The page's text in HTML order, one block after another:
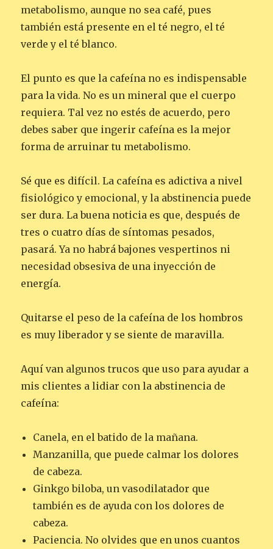
metabolismo, aunque no sea café, pues
también está presente en el té negro, el té
verde y el té blanco.
El punto es que la cafeína no es indispensable
para la vida. No es un mineral que el cuerpo
requiera. Tal vez no estés de acuerdo, pero
debes saber que ingerir cafeína es la mejor
forma de arruinar tu metabolismo.
Sé que es difícil. La cafeína es adictiva a nivel
fisiológico y emocional, y la abstinencia puede
ser dura. La buena noticia es que, después de
tres o cuatro días de síntomas pesados,
pasará. Ya no habrá bajones vespertinos ni
necesidad obsesiva de una inyección de
energía.
Quitarse el peso de la cafeína de los hombros
es muy liberador y se siente de maravilla.
Aquí van algunos trucos que uso para ayudar a
mis clientes a lidiar con la abstinencia de
cafeína:
Canela, en el batido de la mañana.
Manzanilla, que puede calmar los dolores
de cabeza.
Ginkgo biloba, un vasodilatador que
también es de ayuda con los dolores de
cabeza.
Paciencia. No olvides que en unos cuantos